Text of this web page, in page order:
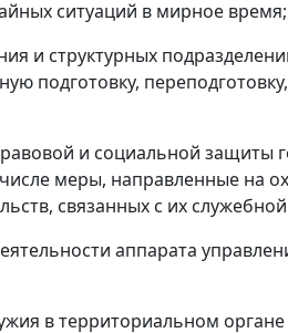
ситуаций в мирное время;
и структурных
подготовку,
и социальной защиты
меры, направленные на
связанных с их
аппарата
в территориальном